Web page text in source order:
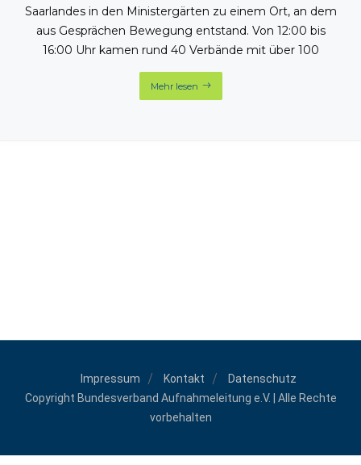
Saarlandes in den Ministergärten zu einem Ort, an dem
aus Gesprächen Bewegung entstand. Von 12:00 bis
16:00 Uhr kamen rund 40 Verbände mit über 100
Mehr lesen
Impressum Kontakt
Datenschutz
Copyright Bundesverband Aufnahmeleitung e.V. | Alle Rechte
vorbehalten